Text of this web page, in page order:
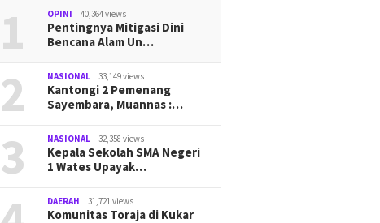
1 OPINI 40,364 views
Pentingnya Mitigasi Dini
Bencana Alam Un…
2 NASIONAL 33,149 views
Kantongi 2 Pemenang
Sayembara, Muannas :…
3 NASIONAL 32,358 views
Kepala Sekolah SMA Negeri
1 Wates Upayak…
DAERAH 31,721 views
Komunitas Toraja di Kukar